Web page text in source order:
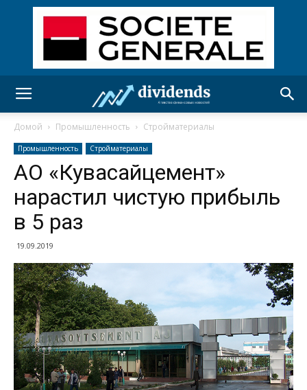
Домой Промышленность Стройматериалы
Промышленность Стройматериалы
АО «Кувасайцемент»
нарастил чистую прибыль
в 5 раз
19.09.2019